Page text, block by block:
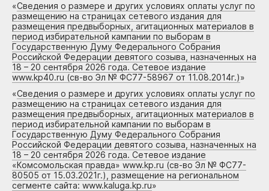
«Сведения о размере и других условиях оплаты услуг по
размещению на страницах сетевого издания для
размещения предвыборных, агитационных материалов в
период избирательной кампании по выборам в
Государственную Думу Федерального Собрания
Российской Федерации девятого созыва, назначенных на
18 – 20 сентября 2026 года. Сетевое издание
www.kp40.ru (св-во Эл № ФС77-58967 от 11.08.2014г.)»
«Сведения о размере и других условиях оплаты услуг по
размещению на страницах сетевого издания для
размещения предвыборных, агитационных материалов в
период избирательной кампании по выборам в
Государственную Думу Федерального Собрания
Российской Федерации девятого созыва, назначенных на
18 – 20 сентября 2026 года. Сетевое издание
«Комсомольская правда» www.kp.ru (св-во Эл № ФС77-
80505 от 15.03.2021г.), размещение на региональном
сегменте сайта: www.kaluga.kp.ru»